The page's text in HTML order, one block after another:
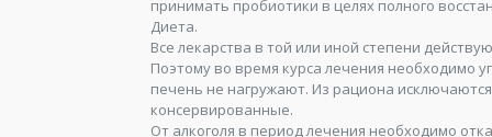
принимать пробиотики в целях полного
Диета.
Все лекарства в той или иной степени
Поэтому во время курса лечения необходимо
печень не нагружают. Из рациона
консервированные.
От алкоголя в период лечения необходимо